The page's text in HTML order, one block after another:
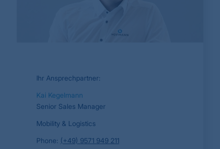
Ihr Ansprechpartner:
Kai Kegelmann
Senior Sales Manager
Mobility & Logistics
Phone: (+49) 9571 949 211